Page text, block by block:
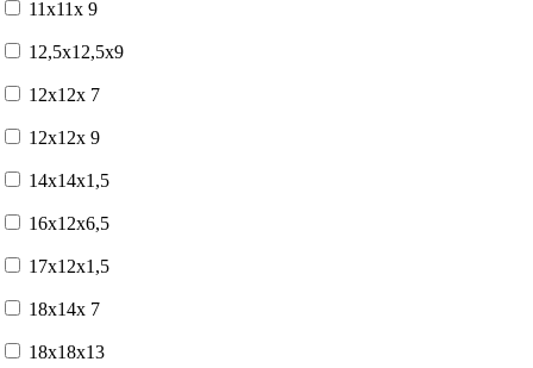
11x11x 9
12,5x12,5x9
12x12x 7
12x12x 9
14x14x1,5
16x12x6,5
17x12x1,5
18x14x 7
18x18x13